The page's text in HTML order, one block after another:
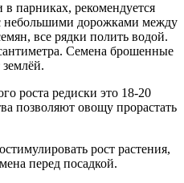
парниках, рекомендуется
небольшими дорожками между
все рядки полить водой.
Семена брошенные
роста редиски это 18-20
позволяют овощу прорастать
рост растения,
перед посадкой.